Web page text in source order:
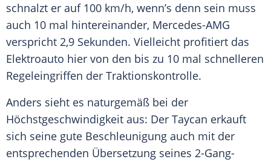
schnalzt er auf 100 km/h, wenn’s denn sein muss
auch 10 mal hintereinander, Mercedes-AMG
verspricht 2,9 Sekunden. Vielleicht profitiert das
Elektroauto hier von den bis zu 10 mal schnelleren
Regeleingriffen der Traktionskontrolle.
Anders sieht es naturgemäß bei der
Höchstgeschwindigkeit aus: Der Taycan erkauft
sich seine gute Beschleunigung auch mit der
entsprechenden Übersetzung seines 2-Gang-